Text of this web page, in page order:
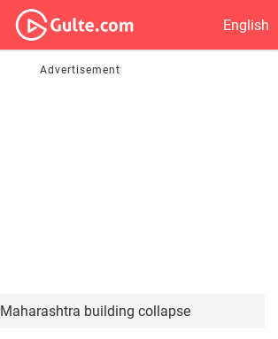
English
Maharashtra building collapse